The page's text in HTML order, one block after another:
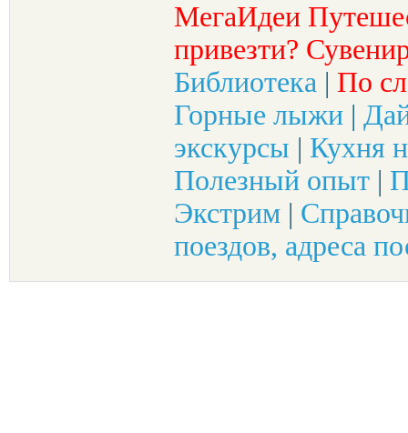
МегаИдеи
привезти?
Библиотека | По
Горные лыжи |
экскурсы | Кухня
Полезный опыт |
Экстрим |
поездов, адреса